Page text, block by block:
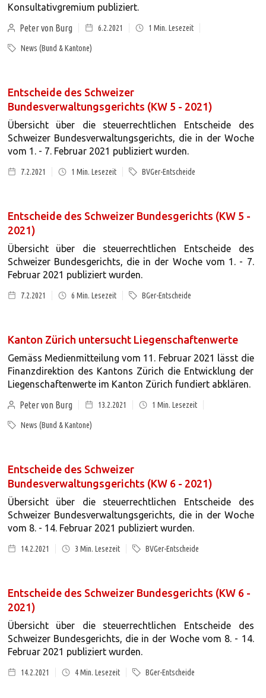
Konsultativgremium publiziert.
Peter von Burg
6.2.2021 1 Min. Lesezeit
News (Bund & Kantone)
Entscheide des Schweizer
Bundesverwaltungsgerichts (KW 5 - 2021)
Übersicht über die steuerrechtlichen Entscheide des
Schweizer Bundesverwaltungsgerichts, die in der Woche
vom 1. - 7. Februar 2021 publiziert wurden.
7.2.2021 1 Min. Lesezeit BVGer-Entscheide
Entscheide des Schweizer Bundesgerichts (KW 5 -
2021)
Übersicht über die steuerrechtlichen Entscheide des
Schweizer Bundesgerichts, die in der Woche vom 1. - 7.
Februar 2021 publiziert wurden.
7.2.2021 6 Min. Lesezeit BGer-Entscheide
Kanton Zürich untersucht Liegenschaftenwerte
Gemäss Medienmitteilung vom 11. Februar 2021 lässt die
Finanzdirektion des Kantons Zürich die Entwicklung der
Liegenschaftenwerte im Kanton Zürich fundiert abklären.
Peter von Burg
13.2.2021 1 Min. Lesezeit
News (Bund & Kantone)
Entscheide des Schweizer
Bundesverwaltungsgerichts (KW 6 - 2021)
Übersicht über die steuerrechtlichen Entscheide des
Schweizer Bundesverwaltungsgerichts, die in der Woche
vom 8. - 14. Februar 2021 publiziert wurden.
14.2.2021 3 Min. Lesezeit BVGer-Entscheide
Entscheide des Schweizer Bundesgerichts (KW 6 -
2021)
Übersicht über die steuerrechtlichen Entscheide des
Schweizer Bundesgerichts, die in der Woche vom 8. - 14.
Februar 2021 publiziert wurden.
14.2.2021 4Min. Lesezeit BGer-Entscheide